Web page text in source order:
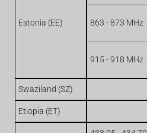
Estonia (EE) 863 - 873 MHz
915 - 918 MHz
Swaziland (SZ)
Etiopia (ET)